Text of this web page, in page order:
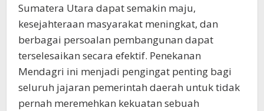
Sumatera Utara dapat semakin maju,
kesejahteraan masyarakat meningkat, dan
berbagai persoalan pembangunan dapat
terselesaikan secara efektif. Penekanan
Mendagri ini menjadi pengingat penting bagi
seluruh jajaran pemerintah daerah untuk tidak
pernah meremehkan kekuatan sebuah